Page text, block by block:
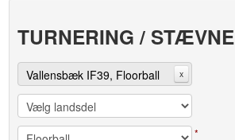
TURNERING / STÆVNE
Vallensbæk IF39, Floorball x
*